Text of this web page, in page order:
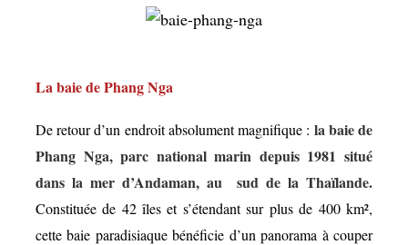
La baie de Phang Nga
De retour d’un endroit absolument magnifique : la baie de
Phang Nga, parc national marin depuis 1981 situé
dans la mer d’Andaman, au sud de la Thaïlande.
Constituée de 42 îles et s’étendant sur plus de 400 km²,
cette baie paradisiaque bénéficie d’un panorama à couper